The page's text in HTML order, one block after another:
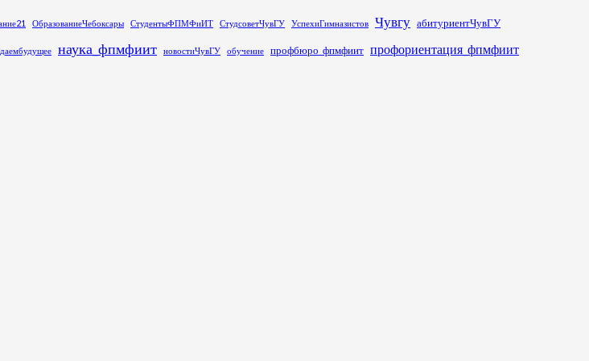
ОбразованиеЧебоксары СтудентыФПМФиИТ СтудсоветЧувГУ УспехиГимназистов Чувгу абитуриентЧувГУ
наука_фпмфиит новостиЧувГУ обучение профбюро_фпмфиит профориентация_фпмфиит